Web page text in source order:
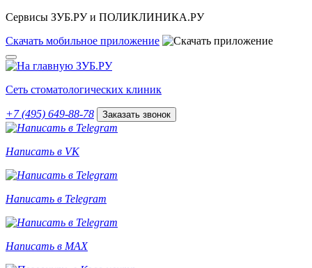
Сервисы ЗУБ.РУ и ПОЛИКЛИНИКА.РУ
Скачать мобильное приложение
Сеть стоматологических клиник
+7 (495) 649-88-78 Заказать звонок
Написать в VK
Написать в Telegram
Написать в MAX